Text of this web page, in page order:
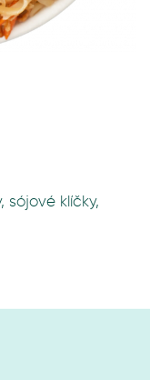
sójové klíčky,